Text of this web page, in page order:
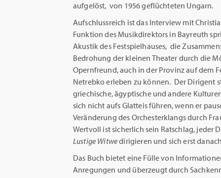
aufgelöst, von 1956 geflüchteten Ungarn.
Aufschlussreich ist das Interview mit
Funktion des Musikdirektors in Bayreuth
Akustik des Festspielhauses, die
Bedrohung der kleinen Theater durch die
Opernfreund, auch in der Provinz auf dem
Netrebko erleben zu können. Der Dirigent
griechische, ägyptische und andere
sich nicht aufs Glatteis führen, wenn er
Veränderung des Orchesterklangs durch
Wertvoll ist sicherlich sein Ratschlag, jeder
Lustige Witwedirigieren und sich erst
Das Buch bietet eine Fülle von
Anregungen und überzeugt durch